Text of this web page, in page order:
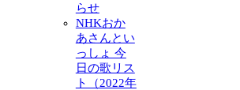
らせ
NHKおか
あさんとい
っしょ 今
日の歌リス
ト（2022年